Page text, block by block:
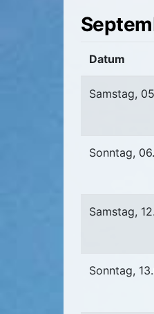
Datum
Samstag,
Sonntag,
Samstag,
Sonntag,